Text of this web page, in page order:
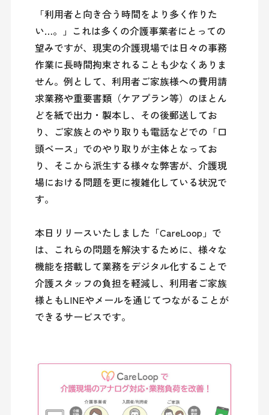
「利用者と向き合う時間をより多く作りた
い…。」これは多くの介護事業者にとっての
望みですが、現実の介護現場では日々の事務
作業に長時間拘束されることも少なくありま
せん。例として、利用者ご家族様への費用請
求業務や重要書類（ケアプラン等）のほとん
どを紙で出力・製本し、その後郵送してお
り、ご家族とのやり取りも電話などでの「口
頭ベース」でのやり取りが主体となってお
り、そこから派生する様々な弊害が、介護現
場における問題を更に複雑化している状況で
す。
本日リリースいたしました「CareLoop」で
は、これらの問題を解決するために、様々な
機能を搭載して業務をデジタル化することで
介護スタッフの負担を軽減し、利用者ご家族
様ともLINEやメールを通じてつながることが
できるサービスです。